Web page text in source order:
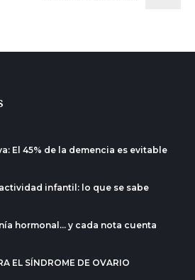
El 45% de la demencia es evitable
infantil: lo que se sabe
hormonal... y cada nota cuenta
EL SÍNDROME DE OVARIO